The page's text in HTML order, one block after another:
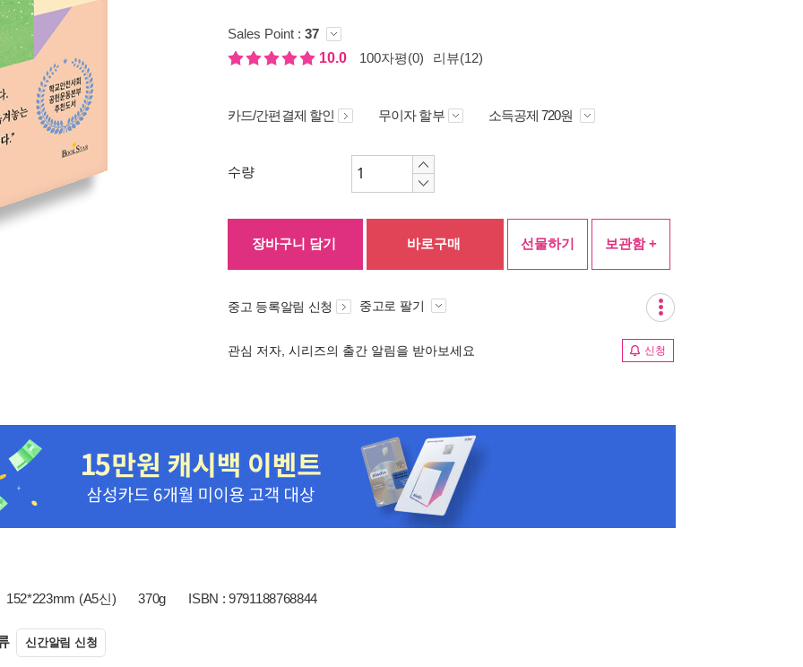
Sales Point : 37
10.0
100자평(0) 리뷰(12)
카드/간편결제 할인 무이자 할부 소득공제 720원
수량
장바구니 담기 바로구매 선물하기 보관함 +
중고 등록알림 신청 중고로 팔기
관심 저자, 시리즈의 출간 알림을 받아보세요 신청
152*223mm (A5신) 370g ISBN : 9791188768844
신간알림 신청